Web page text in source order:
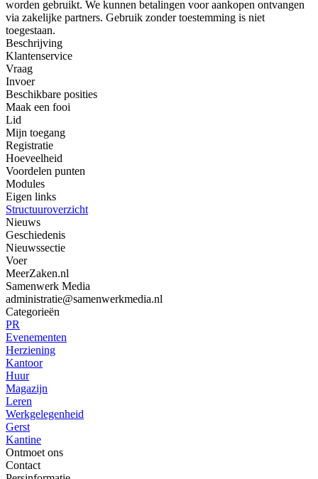
worden gebruikt. We kunnen betalingen voor aankopen ontvangen
via zakelijke partners. Gebruik zonder toestemming is niet
toegestaan.
Beschrijving
Klantenservice
Vraag
Invoer
Beschikbare posities
Maak een fooi
Lid
Mijn toegang
Registratie
Hoeveelheid
Voordelen punten
Modules
Eigen links
Structuuroverzicht
Nieuws
Geschiedenis
Nieuwssectie
Voer
MeerZaken.nl
Samenwerk Media
administratie@samenwerkmedia.nl
Categorieën
PR
Evenementen
Herziening
Kantoor
Huur
Magazijn
Leren
Werkgelegenheid
Gerst
Kantine
Ontmoet ons
Contact